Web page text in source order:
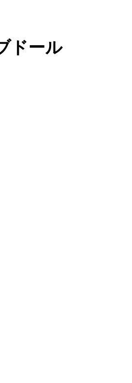
ドール